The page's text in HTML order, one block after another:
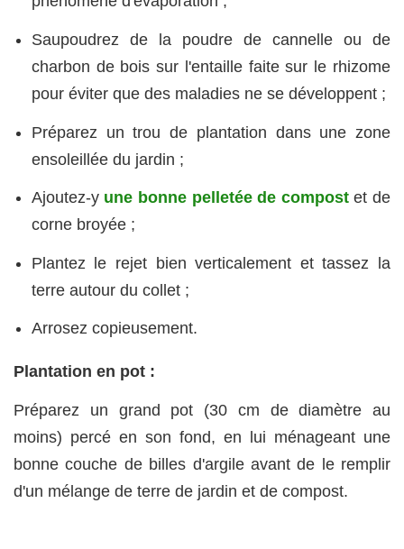
Saupoudrez de la poudre de cannelle ou de
charbon de bois sur l'entaille faite sur le rhizome
pour éviter que des maladies ne se développent ;
Préparez un trou de plantation dans une zone
ensoleillée du jardin ;
Ajoutez-y une bonne pelletée de compostet de
corne broyée ;
Plantez le rejet bien verticalement et tassez la
terre autour du collet ;
Arrosez copieusement.
Plantation en pot :
Préparez un grand pot (30 cm de diamètre au
moins) percé en son fond, en lui ménageant une
bonne couche de billes d'argile avant de le remplir
d'un mélange de terre de jardin et de compost.